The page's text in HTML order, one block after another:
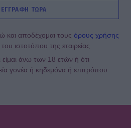
τελικά
ΕΓΓΡΑΦΗ ΤΩΡΑ
και αποδέχομαι τους όρους χρήσης
του ιστοτόπου της εταιρείας
άνω των 18 ετών ή ότι
γονέα ή κηδεμόνα ή επιτρόπου